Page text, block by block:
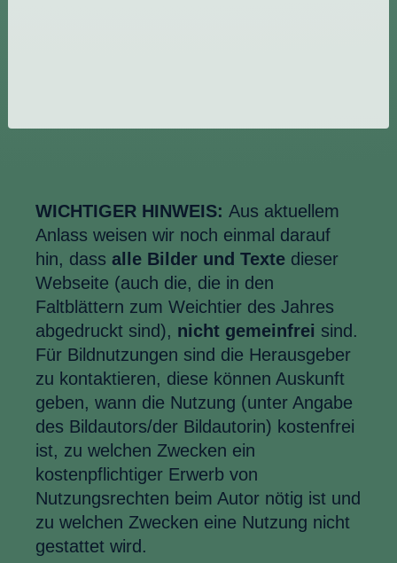
WICHTIGER HINWEIS: Aus aktuellem
Anlass weisen wir noch einmal darauf
hin, dass alle Bilder und Texte dieser
Webseite (auch die, die in den
Faltblättern zum Weichtier des Jahres
abgedruckt sind), nicht gemeinfrei sind.
Für Bildnutzungen sind die Herausgeber
zu kontaktieren, diese können Auskunft
geben, wann die Nutzung (unter Angabe
des Bildautors/der Bildautorin) kostenfrei
ist, zu welchen Zwecken ein
kostenpflichtiger Erwerb von
Nutzungsrechten beim Autor nötig ist und
zu welchen Zwecken eine Nutzung nicht
gestattet wird.